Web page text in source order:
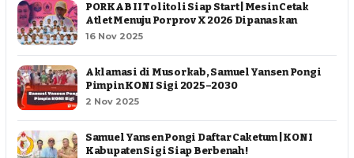
PORKAB II Tolitoli Siap Start | Mesin Cetak
Atlet Menuju Porprov X 2026 Dipanaskan
16 Nov 2025
Aklamasi di Musorkab, Samuel Yansen Pongi
Pimpin KONI Sigi 2025–2030
2 Nov 2025
Samuel Yansen Pongi Daftar Caketum | KONI
Kabupaten Sigi Siap Berbenah !